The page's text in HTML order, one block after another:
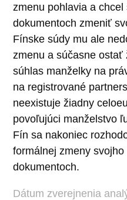
zmenu pohlavia a chcel
dokumentoch zmeniť
Fínske súdy mu ale
zmenu a súčasne ostať
súhlas manželky na
na registrované
neexistuje žiadny
povoľujúci manželstvo
Fín sa nakoniec
formálnej zmeny
dokumentoch.
Dátum zverejnenia